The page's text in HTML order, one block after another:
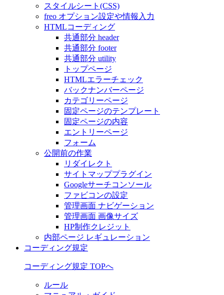
スタイルシート(CSS)
freo オプション設定や情報入力
HTMLコーディング
共通部分 header
共通部分 footer
共通部分 utility
トップページ
HTMLエラーチェック
バックナンバーページ
カテゴリーページ
固定ページのテンプレート
固定ページの内容
エントリーページ
フォーム
公開前の作業
リダイレクト
サイトマッププラグイン
Googleサーチコンソール
ファビコンの設定
管理画面 ナビゲーション
管理画面 画像サイズ
HP制作クレジット
内部ページ レギュレーション
コーディング規定
コーディング規定 TOPへ
ルール